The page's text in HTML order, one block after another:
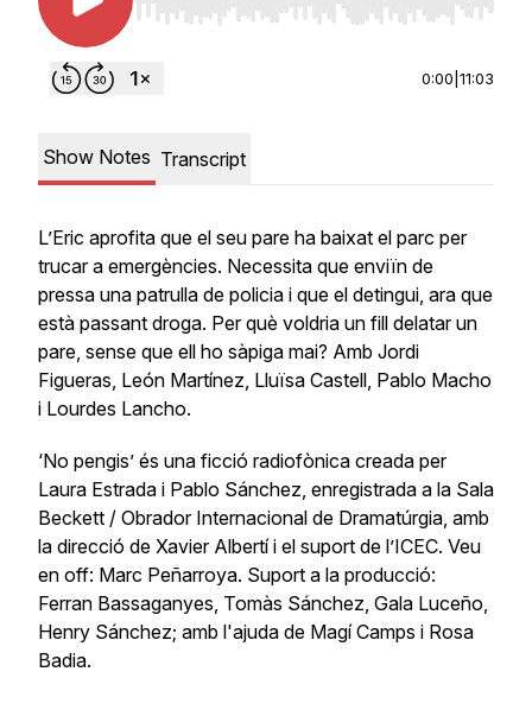
Use Left/Right to seek, Home/End to jump to
0:00 11:03
Show Notes Transcript
L’Eric aprofita que el seu pare ha baixat el parc per
trucar a emergències. Necessita que enviïn de
pressa una patrulla de policia i que el detingui, ara que
està passant droga. Per què voldria un fill delatar un
pare, sense que ell ho sàpiga mai? Amb Jordi
Figueras, León Martínez, Lluïsa Castell, Pablo Macho
i Lourdes Lancho.
‘No pengis’ és una ficció radiofònica creada per
Laura Estrada i Pablo Sánchez, enregistrada a la Sala
Beckett / Obrador Internacional de Dramatúrgia, amb
la direcció de Xavier Albertí i el suport de l’ICEC. Veu
en off: Marc Peñarroya. Suport a la producció:
Ferran Bassaganyes, Tomàs Sánchez, Gala Luceño,
Henry Sánchez; amb l'ajuda de Magí Camps i Rosa
Badia.